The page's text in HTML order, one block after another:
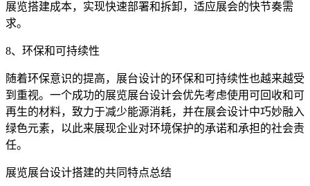
展览搭建成本，实现快速部署和拆卸，适应展会的快节奏需
求。
8、环保和可持续性
随着环保意识的提高，展台设计的环保和可持续性也越来越受
到重视。一个成功的展览展台设计会优先考虑使用可回收和可
再生的材料，致力于减少能源消耗，并在展会设计中巧妙融入
绿色元素，以此来展现企业对环境保护的承诺和承担的社会责
任。
展览展台设计搭建的共同特点总结